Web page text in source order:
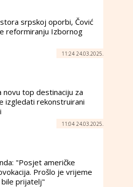
srpskoj oporbi, Čović
reformiranju Izbornog
11:24 24.03.2025.
novu top destinaciju za
izgledati rekonstruirani
11:04 24.03.2025.
"Posjet američke
Prošlo je vrijeme
bile prijatelj"